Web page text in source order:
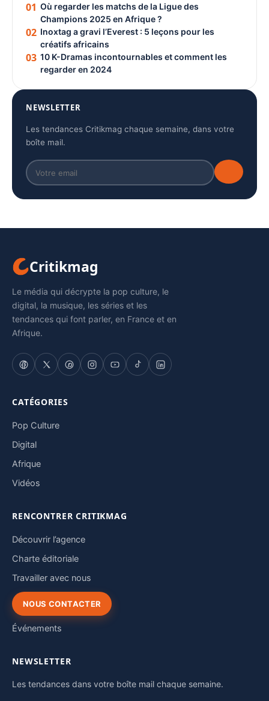
01 Où regarder les matchs de la Ligue des
Champions 2025 en Afrique ?
02 Inoxtag a gravi l’Everest : 5 leçons pour les
créatifs africains
03 10 K-Dramas incontournables et comment les
regarder en 2024
NEWSLETTER
Les tendances Critikmag chaque semaine, dans votre
boîte mail.
Critikmag
Le média qui décrypte la pop culture, le
digital, la musique, les séries et les
tendances qui font parler, en France et en
Afrique.
CATÉGORIES
Pop Culture
Digital
Afrique
Vidéos
RENCONTRER CRITIKMAG
Découvrir l’agence
Charte éditoriale
Travailler avec nous
NOUS CONTACTER
Événements
NEWSLETTER
Les tendances dans votre boîte mail chaque semaine.